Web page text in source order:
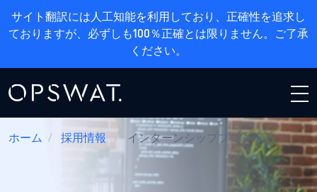
サイト翻訳には人工知能を利用しており、正確性を追求し
ておりますが、必ずしも100％正確とは限りません。ご了承
ください。
ホーム / 採用情報 / インターンシッププログラム